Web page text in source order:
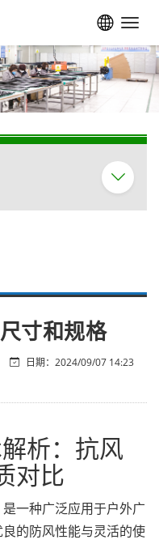
寸和规格
日期：2024/09/07 14:23
析：抗风
对比
一种广泛应用于户外广
的防风性能与灵活的使